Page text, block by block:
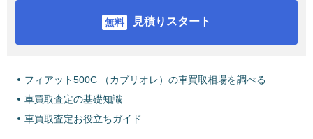
見積りスタート
フィアット500C （カブリオレ）の車買取相場を調べる
車買取査定の基礎知識
車買取査定お役立ちガイド